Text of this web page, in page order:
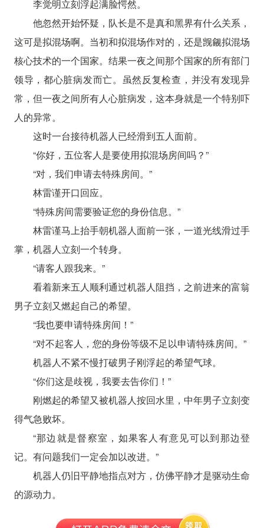
李觉明立刻浮起满脸愕然。
他忽然开始怀疑，队长是不是真和黑界有什么关系，
这可是拟混场啊。当初和拟混场作对的，还是觊觎拟混场
核心技术的一个国家。结果一夜之间那个国家的所有部门
领导，都心脏病发而亡。虽然反复检查，并没有发现异
常，但一夜之间所有人心脏病发，这本身就是一个特别吓
人的异常。
这时一台接待机器人已经滑到五人面前。
“你好，五位客人是要使用拟混场房间吗？”
“对，我们申请去特殊房间。”
林雷谨开口回应。
“特殊房间需要验证您的身份信息。”
林雷谨马上抬手朝机器人面前一张，一道光线滑过手
掌，机器人立刻一个转身。
“请客人跟我来。”
看着新来五人顺利通过机器人阻挡，之前进来的富翁
男子立刻又燃起自己的希望。
“我也要申请特殊房间！”
“对不起客人，您的身份等级不足以申请特殊房间。”
机器人不紧不慢打破男子刚浮起的希望气球。
“你们这是歧视，我要去告你们！”
刚燃起的希望又被机器人按回水里，中年男子立刻变
得气急败坏。
“那边就是督察室，如果客人有意见可以到那边登
记。有问题我们一定会加以改进。”
机器人仍旧平静地指点对方，仿佛平静才是驱动生命
的源动力。